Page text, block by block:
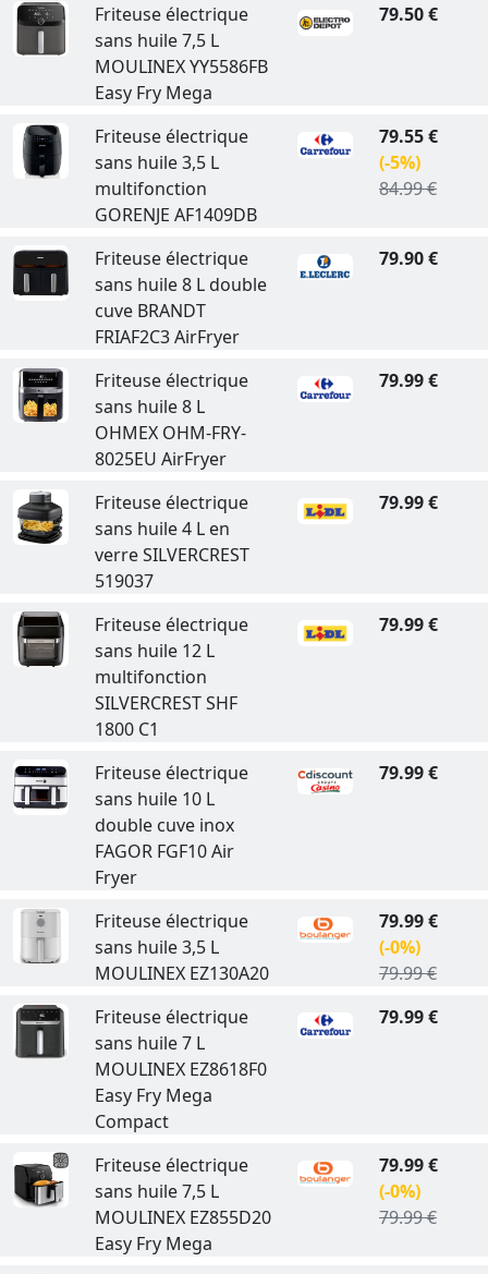
Friteuse électrique
sans huile 7,5 L
MOULINEX YY5586FB
Easy Fry Mega
79.50 €
Friteuse électrique
sans huile 3,5 L
multifonction
GORENJE AF1409DB
79.55 €
(-5%)
84.99 €
Friteuse électrique
sans huile 8 L double
cuve BRANDT
FRIAF2C3 AirFryer
79.90 €
Friteuse électrique
sans huile 8 L
OHMEX OHM-FRY-
8025EU AirFryer
79.99 €
Friteuse électrique
sans huile 4 L en
verre SILVERCREST
519037
79.99 €
Friteuse électrique
sans huile 12 L
multifonction
SILVERCREST SHF
1800 C1
79.99 €
Friteuse électrique
sans huile 10 L
double cuve inox
FAGOR FGF10 Air
Fryer
79.99 €
Friteuse électrique
sans huile 3,5 L
MOULINEX EZ130A20
79.99 €
(-0%)
79.99 €
Friteuse électrique
sans huile 7 L
MOULINEX EZ8618F0
Easy Fry Mega
Compact
79.99 €
Friteuse électrique
sans huile 7,5 L
MOULINEX EZ855D20
Easy Fry Mega
79.99 €
(-0%)
79.99 €